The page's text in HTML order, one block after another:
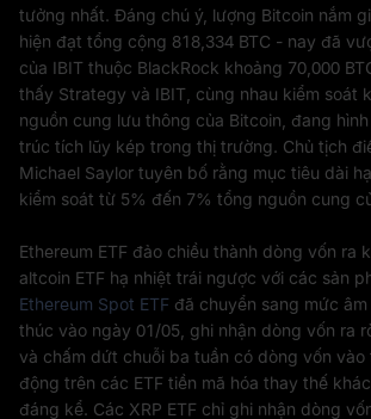
tưởng nhất. Đáng chú ý, lượng Bitcoin nắm
hiện đạt tổng cộng 818,334 BTC - nay đã
của IBIT thuộc BlackRock khoảng 70,000
thấy Strategy và IBIT, cùng nhau kiểm soát
nguồn cung lưu thông của Bitcoin, đang
trúc tích lũy kép trong thị trường. Chủ tịch
Michael Saylor tuyên bố rằng mục tiêu dài
kiểm soát từ 5% đến 7% tổng nguồn cung
Ethereum ETF đảo chiều thành dòng vốn ra
altcoin ETF hạ nhiệt trái ngược với các sản
Ethereum Spot ETF đã chuyển sang mức
thúc vào ngày 01/05, ghi nhận dòng vốn ra
và chấm dứt chuỗi ba tuần có dòng vốn
động trên các ETF tiền mã hóa thay thế
đáng kể. Các XRP ETF chỉ ghi nhận dòng